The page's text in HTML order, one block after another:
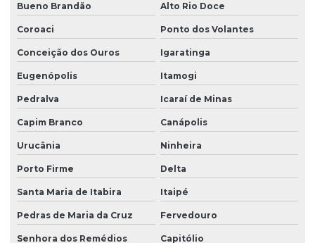
Bueno Brandão Alto Rio Doce
Coroaci Ponto dos Volantes
Conceição dos Ouros Igaratinga
Eugenópolis Itamogi
Pedralva Icaraí de Minas
Capim Branco Canápolis
Urucânia Ninheira
Porto Firme Delta
Santa Maria de Itabira Itaipé
Pedras de Maria da Cruz Fervedouro
Senhora dos Remédios Capitólio